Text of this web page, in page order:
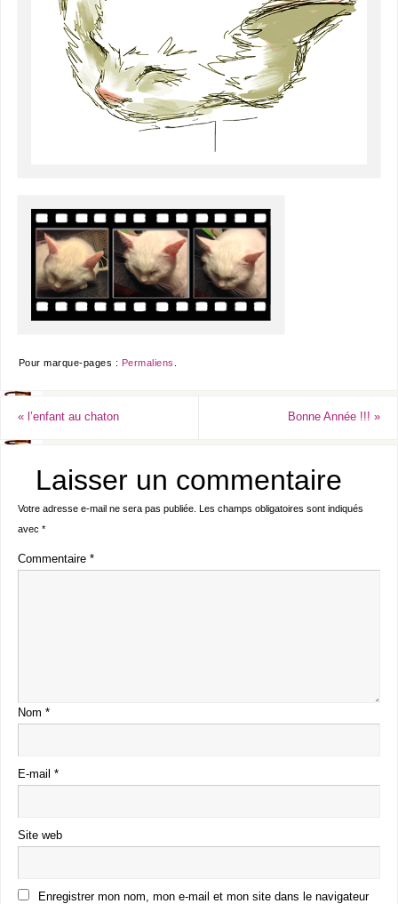
Pour marque-pages : Permaliens
«l’enfant au chaton Bonne Année !!!»
Laisser un commentaire
Votre adresse e-mail ne sera pas publiée. Les champs obligatoires sont indiqués
avec *
Commentaire *
Nom *
E-mail *
Site web
Enregistrer mon nom, mon e-mail et mon site dans le navigateur